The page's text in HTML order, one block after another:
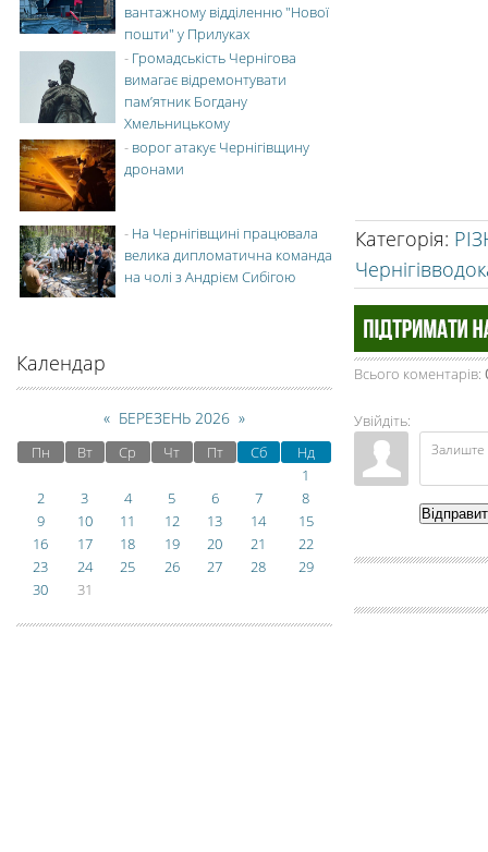
Категорія:
Всього коментарів:
Увійдіть:
вантажному відділенню "Нової
пошти" у Прилуках
- Громадськість Чернігова
вимагає відремонтувати
пам’ятник Богдану
Хмельницькому
- ворог атакує Чернігівщину
дронами
- На Чернігівщині працювала
велика дипломатична команда
на чолі з Андрієм Сибігою
Календар
« БЕРЕЗЕНЬ 2026 »
Пн Вт Ср Чт Пт Сб
Нд
1
2
3 4 5 6 7
8
9
10 11 12 13 14
15
16
17 18 19 20 21
22
23
24 25 26 27 28
29
30
31